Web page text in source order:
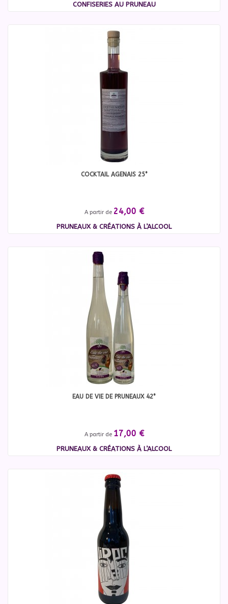
CONFISERIES AU PRUNEAU
COCKTAIL AGENAIS 25°
A partir de 24,00 €
PRUNEAUX & CRÉATIONS À L’ALCOOL
EAU DE VIE DE PRUNEAUX 42°
A partir de 17,00 €
PRUNEAUX & CRÉATIONS À L’ALCOOL